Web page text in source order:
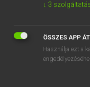
szétszerelési jelentés
szétválás
szétválás különválással
↓ 3
ÖSSZES APP
Használja ezt a